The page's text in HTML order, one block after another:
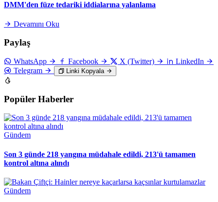
DMM'den füze tedariki iddialarına yalanlama
Devamını Oku
Paylaş
WhatsApp Facebook X (Twitter)
LinkedIn
Telegram
Linki Kopyala
Popüler Haberler
Gündem
Son 3 günde 218 yangına müdahale edildi, 213'ü tamamen
kontrol altına alındı
Gündem